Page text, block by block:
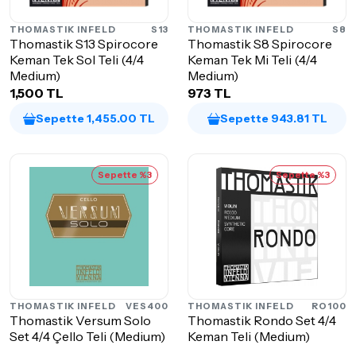
THOMASTIK INFELD S13
Thomastik S13 Spirocore
Keman Tek Sol Teli (4/4
Medium)
1,500 TL
Sepette 1,455.00 TL
THOMASTIK INFELD S8
Thomastik S8 Spirocore
Keman Tek Mi Teli (4/4
Medium)
973 TL
Sepette 943.81 TL
Sepette %3
THOMASTIK INFELD VES400
Thomastik Versum Solo
Set 4/4 Çello Teli (Medium)
Sepette %3
THOMASTIK INFELD RO100
Thomastik Rondo Set 4/4
Keman Teli (Medium)